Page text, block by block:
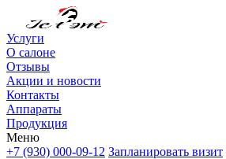
Услуги
О салоне
Отзывы
Акции и новости
Контакты
Аппараты
Продукция
Меню
+7 (930) 000-09-12 Запланировать визит